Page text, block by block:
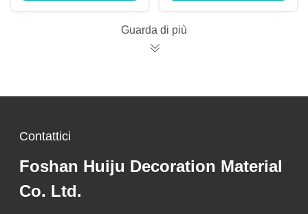
Guarda di più
Contattici
Foshan Huiju Decoration Material
Co. Ltd.